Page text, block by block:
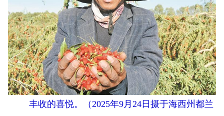
丰收的喜悦。（2025年9月24日摄于海西州都兰